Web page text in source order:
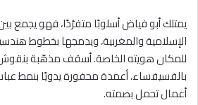
يمتلك أبو فياض أسلوبًا متفرّدًا، فهو يجمع
الإسلامية والمغربية، ويدمجها بخطوط
للمكان هويته الخاصة. أسقف مذهّبة
بالفسيفساء، أعمدة محفورة يدويًا بنمط
أعمال تحمل بصمته.